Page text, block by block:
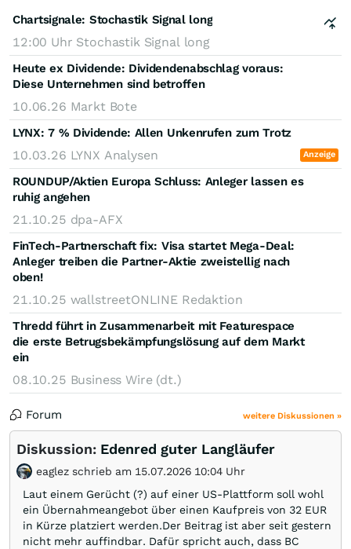
Chartsignale: Stochastik Signal long
12:00 Uhr Stochastik Signal long
Heute ex Dividende: Dividendenabschlag voraus:
Diese Unternehmen sind betroffen
10.06.26 Markt Bote
LYNX: 7 % Dividende: Allen Unkenrufen zum Trotz
10.03.26 LYNX Analysen Anzeige
ROUNDUP/Aktien Europa Schluss: Anleger lassen es
ruhig angehen
21.10.25 dpa-AFX
FinTech-Partnerschaft fix: Visa startet Mega-Deal:
Anleger treiben die Partner-Aktie zweistellig nach
oben!
21.10.25 wallstreetONLINE Redaktion
Thredd führt in Zusammenarbeit mit Featurespace
die erste Betrugsbekämpfungslösung auf dem Markt
ein
08.10.25 Business Wire (dt.)
Forum weitere Diskussionen »
Diskussion: Edenred guter Langläufer
eaglez schrieb am 15.07.2026 10:04 Uhr
Laut einem Gerücht (?) auf einer US-Plattform soll wohl
ein Übernahmeangebot über einen Kaufpreis von 32 EUR
in Kürze platziert werden.Der Beitrag ist aber seit gestern
nicht mehr auffindbar. Dafür spricht auch, dass BC